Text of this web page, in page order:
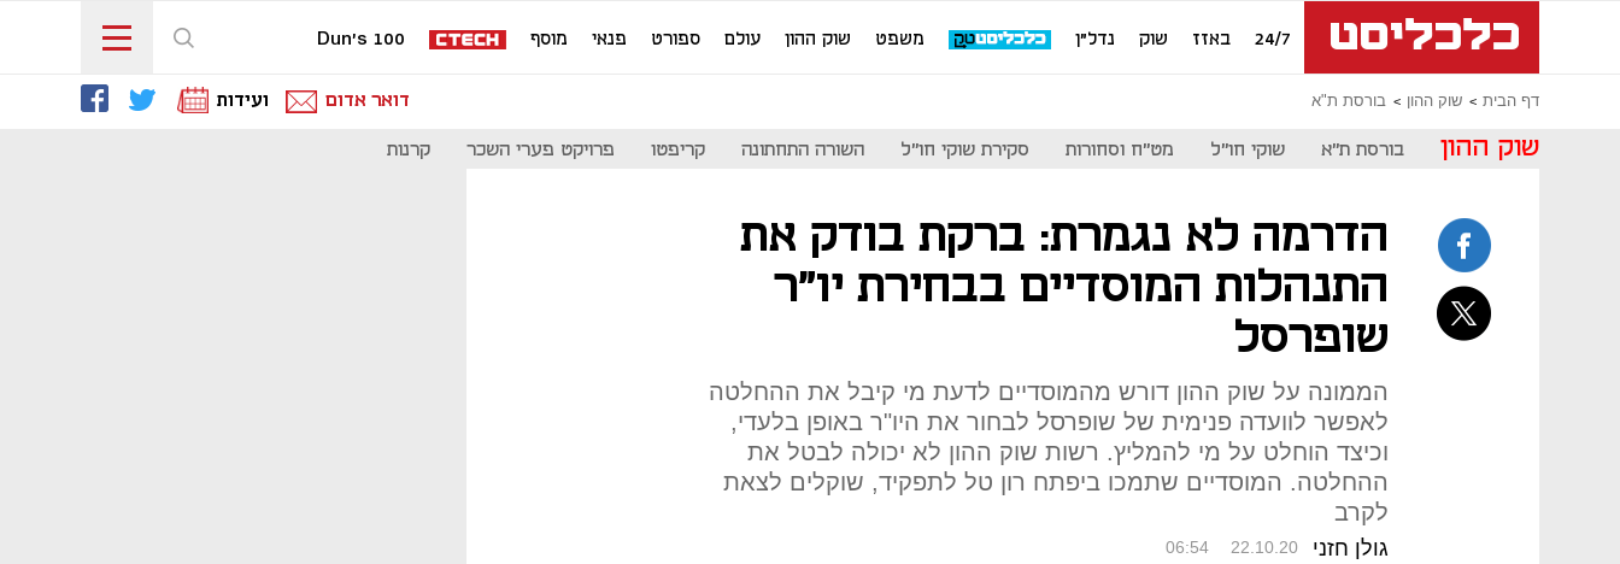
24/7 באזז שוק נדל"ן משפט שוק ההון עולם ספורט פנאי מוסף Dun's 100
דף הבית שוק ההון בורסת ת"א דואר אדום ועידות
שוק ההון בורסת ת"א שוקי חו"ל מט"ח וסחורות סקירת שוקי חו"ל השורה התחתונה קריפטו פרויקט פערי השכר קרנות
הדרמה לא נגמרת: ברקת בודק את
התנהלות המוסדיים בבחירת יו"ר
שופרסל
הממונה על שוק ההון דורש מהמוסדיים לדעת מי קיבל את ההחלטה
לאפשר לוועדה פנימית של שופרסל לבחור את היו"ר באופן בלעדי,
וכיצד הוחלט על מי להמליץ. רשות שוק ההון לא יכולה לבטל את
ההחלטה. המוסדיים שתמכו ביפתח רון טל לתפקיד, שוקלים לצאת
לקרב
גולן חזני 06:54 22.10.20